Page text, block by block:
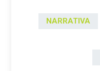
NARRATIVA